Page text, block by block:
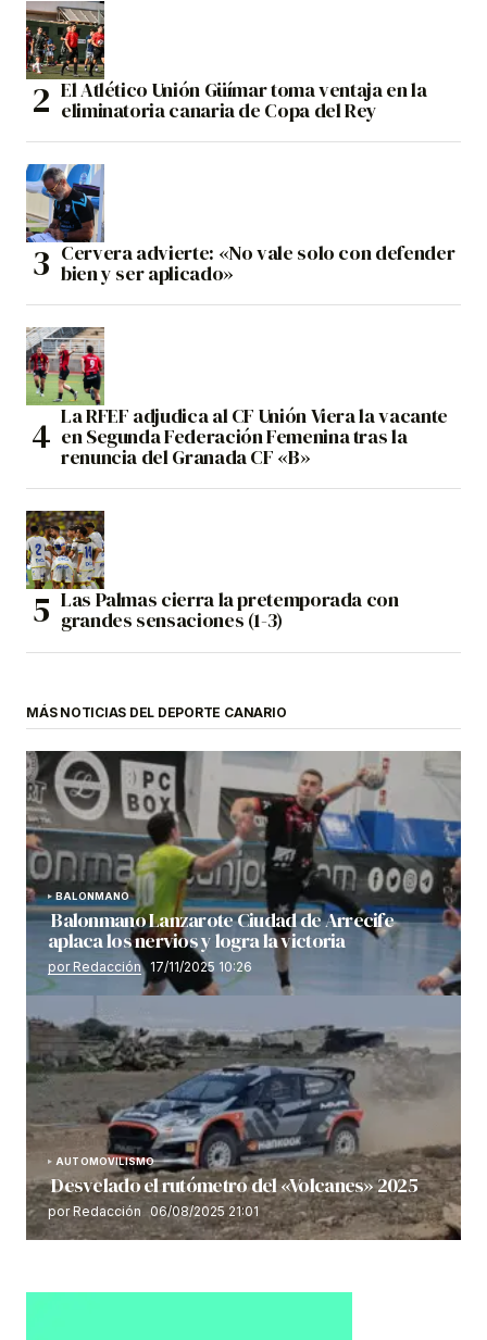
El Atlético Unión Güímar toma ventaja en la
eliminatoria canaria de Copa del Rey
Cervera advierte: «No vale solo con defender
bien y ser aplicado»
La RFEF adjudica al CF Unión Viera la vacante
en Segunda Federación Femenina tras la
renuncia del Granada CF «B»
Las Palmas cierra la pretemporada con
grandes sensaciones (1-3)
MÁS NOTICIAS DEL DEPORTE CANARIO
BALONMANO
Balonmano Lanzarote Ciudad de Arrecife
aplaca los nervios y logra la victoria
por Redacción 17/11/2025 10:26
AUTOMOVILISMO
Desvelado el rutómetro del «Volcanes» 2025
por Redacción 06/08/2025 21:01